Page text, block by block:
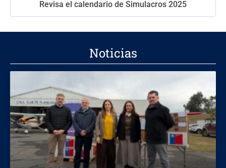
Revisa el calendario de Simulacros 2025
Noticias